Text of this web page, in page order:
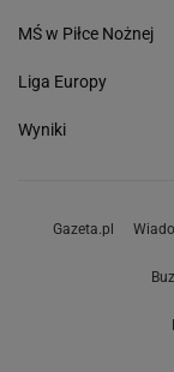
MŚ w Piłce Nożnej
Liga Europy
Wyniki
Gazeta.pl